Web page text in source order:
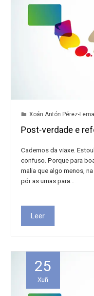
Xoán Antón Pérez-Lema
Post-verdade e
Cadernos da viaxe.
confuso. Porque para
malia que algo menos,
pór as urnas para…
Leer
25
Xuñ